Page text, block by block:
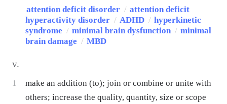
attention deficit disorder / attention deficit
hyperactivity disorder / ADHD / hyperkinetic
syndrome / minimal brain dysfunction / minimal
brain damage / MBD
v.
1
make an addition (to); join or combine or unite with
others; increase the quality, quantity, size or scope